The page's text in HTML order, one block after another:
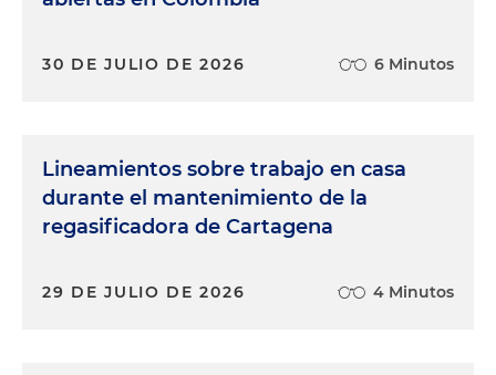
30 DE JULIO DE 2026 6 Minutos
Lineamientos sobre trabajo en casa
durante el mantenimiento de la
regasificadora de Cartagena
29 DE JULIO DE 2026 4 Minutos